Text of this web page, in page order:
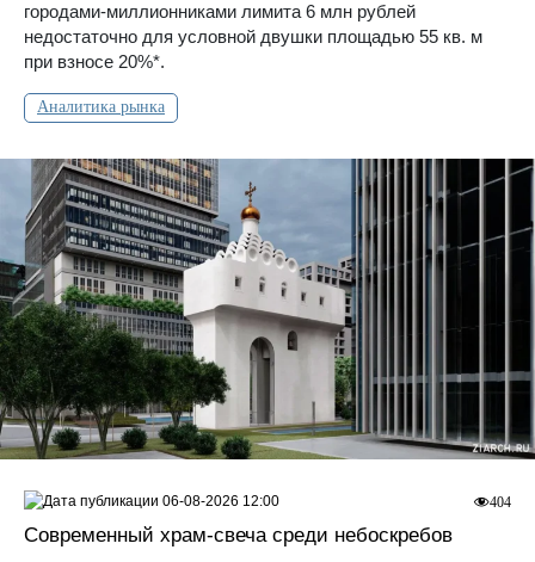
городами-миллионниками лимита 6 млн рублей
недостаточно для условной двушки площадью 55 кв. м
при взносе 20%*.
Аналитика рынка
Современный храм-свеча среди небоскребов
404
06-08-2026 12:00